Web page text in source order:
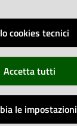
cookies tecnici
Accetta tutti
le impostazioni